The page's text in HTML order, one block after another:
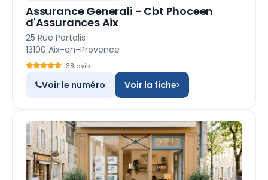
Assurance Generali - Cbt Phoceen
d'Assurances Aix
25 Rue Portalis
13100 Aix-en-Provence
38 avis
Voir le numéro Voir la fiche